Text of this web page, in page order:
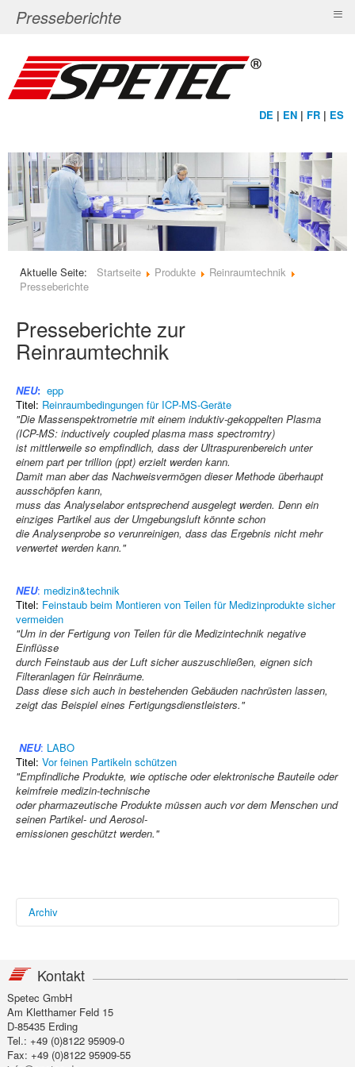
DE | EN | FR | ES
Aktuelle Seite: Startseite Produkte
Reinraumtechnik
Presseberichte
Presseberichte zur
Reinraumtechnik
NEU: epp
Titel: Reinraumbedingungen für ICP-MS-Geräte
"Die Massenspektrometrie mit einem induktiv-gekoppelten Plasma
(ICP-MS: inductively coupled plasma mass spectromtry)
ist mittlerweile so empfindlich, dass der Ultraspurenbereich unter
einem part per trillion (ppt) erzielt werden kann.
Damit man aber das Nachweisvermögen dieser Methode überhaupt
ausschöpfen kann,
muss das Analyselabor entsprechend ausgelegt werden. Denn ein
einziges Partikel aus der Umgebungsluft könnte schon
die Analysenprobe so verunreinigen, dass das Ergebnis nicht mehr
verwertet werden kann."
NEU: medizin&technik
Titel: Feinstaub beim Montieren von Teilen für Medizinprodukte sicher
vermeiden
"Um in der Fertigung von Teilen für die Medizintechnik negative
Einflüsse
durch Feinstaub aus der Luft sicher auszuschließen, eignen sich
Filteranlagen für Reinräume.
Dass diese sich auch in bestehenden Gebäuden nachrüsten lassen,
zeigt das Beispiel eines Fertigungsdienstleisters."
NEU: LABO
Titel: Vor feinen Partikeln schützen
"Empfindliche Produkte, wie optische oder elektronische Bauteile oder
keimfreie medizin-technische
oder pharmazeutische Produkte müssen auch vor dem Menschen und
seinen Partikel- und Aerosol-
emissionen geschützt werden."
Archiv
"Nicht nur auf uns Mesnchen, sondern auch auf
Auswirkungen.
Verschiedene technische Möglichkeiten, eingebunden in ein
Gesamtkonzept, sorgen dafür, dass die Funktion
des Produkts nicht beeinträtchtigt wird."
Kontakt
Spetec GmbH
Am Kletthamer Feld 15
D-85435 Erding
Tel.: +49 (0)8122 95909-0
Fax: +49 (0)8122 95909-55
Presseberichte ≡